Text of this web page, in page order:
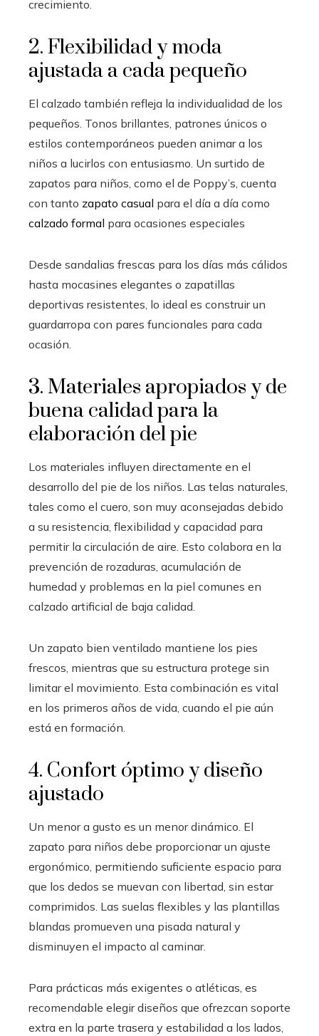
crecimiento.
2. Flexibilidad y moda
ajustada a cada pequeño
El calzado también refleja la individualidad de los
pequeños. Tonos brillantes, patrones únicos o
estilos contemporáneos pueden animar a los
niños a lucirlos con entusiasmo. Un surtido de
zapatos para niños, como el de Poppy’s, cuenta
con tanto zapato casual para el día a día como
calzado formal para ocasiones especiales
Desde sandalias frescas para los días más cálidos
hasta mocasines elegantes o zapatillas
deportivas resistentes, lo ideal es construir un
guardarropa con pares funcionales para cada
ocasión.
3. Materiales apropiados y de
buena calidad para la
elaboración del pie
Los materiales influyen directamente en el
desarrollo del pie de los niños. Las telas naturales,
tales como el cuero, son muy aconsejadas debido
a su resistencia, flexibilidad y capacidad para
permitir la circulación de aire. Esto colabora en la
prevención de rozaduras, acumulación de
humedad y problemas en la piel comunes en
calzado artificial de baja calidad.
Un zapato bien ventilado mantiene los pies
frescos, mientras que su estructura protege sin
limitar el movimiento. Esta combinación es vital
en los primeros años de vida, cuando el pie aún
está en formación.
4. Confort óptimo y diseño
ajustado
Un menor a gusto es un menor dinámico. El
zapato para niños debe proporcionar un ajuste
ergonómico, permitiendo suficiente espacio para
que los dedos se muevan con libertad, sin estar
comprimidos. Las suelas flexibles y las plantillas
blandas promueven una pisada natural y
disminuyen el impacto al caminar.
Para prácticas más exigentes o atléticas, es
recomendable elegir diseños que ofrezcan soporte
extra en la parte trasera y estabilidad a los lados,